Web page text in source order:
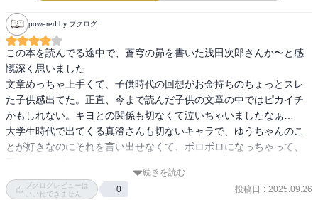
powered by ブクログ
この本を読んでる途中で、蒼穹の昴を書いた浅田次郎さんか〜と感
慨深く思いました
文章めっちゃ上手くて、子供時代の回想がお金持ちのちょっとスレ
た子供感出てた。正直、今まで読んだ子供の文章の中ではピカイチ
かもしれない。キヨとの関係も切なくて泣いちゃいましたなぁ…
大学生時代で出てくる真澄さんも切ないキャラで、ゆうちゃんのこ
とが好きなのにそれを言い出せなくて、ボロボロになっちゃって、
全体を通して、主人公含め男の人に肩入れする表現が多いように思
った。女の人は、彼氏なり旦那なりに甘くて依存してるみたいな感
続きを読む
ブクログレビューは
いいねできません
0 投稿日 : 2025.09.26